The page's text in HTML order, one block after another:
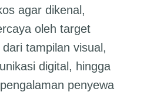
agar dikenal,
oleh target
tampilan visual,
digital, hingga
penyewa